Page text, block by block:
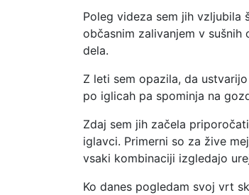
Poleg videza sem jih vzljubila
občasnim zalivanjem v
dela.
Z leti sem opazila, da
po iglicah pa spominja na
Zdaj sem jih začela
iglavci. Primerni so za žive
vsaki kombinaciji izgledajo
Ko danes pogledam svoj vrt